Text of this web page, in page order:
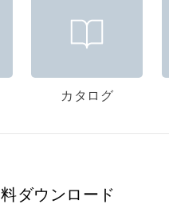
カタログ
ダウンロード